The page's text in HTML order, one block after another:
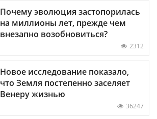
Почему эволюция застопорилась
на миллионы лет, прежде чем
внезапно возобновиться?
2312
Новое исследование показало,
что Земля постепенно заселяет
Венеру жизнью
36247